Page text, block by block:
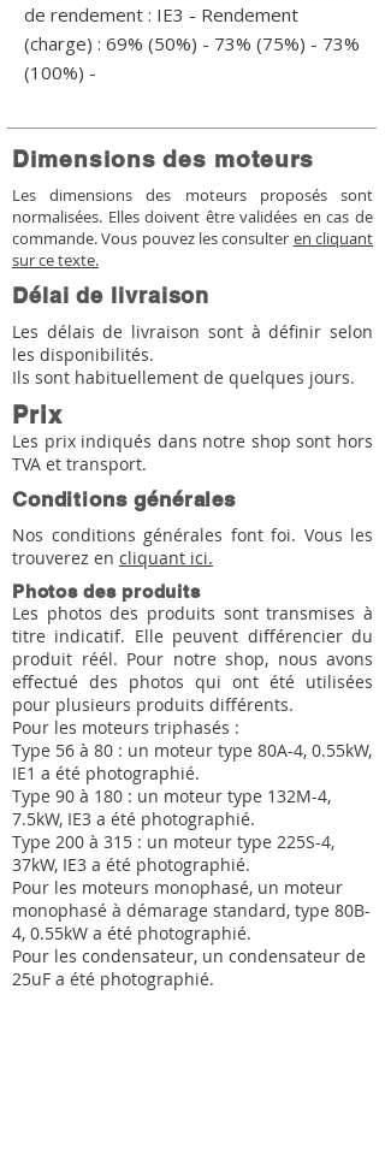
de rendement : IE3 - Rendement
(charge) : 69% (50%) - 73% (75%) - 73%
(100%) -
Dimensions des moteurs
Les dimensions des moteurs proposés sont
normalisées. Elles doivent être validées en cas de
commande. Vous pouvez les consulter en cliquant
sur ce texte.
Délai de livraison
Les délais de livraison sont à définir selon
les disponibilités.
Ils sont habituellement de quelques jours.
Prix
Les prix indiqués dans notre shop sont hors
TVA et transport.
Conditions générales
Nos conditions générales font foi. Vous les
trouverez en cliquant ici.
Photos des produits
Les photos des produits sont transmises à
titre indicatif. Elle peuvent différencier du
produit réél. Pour notre shop, nous avons
effectué des photos qui ont été utilisées
pour plusieurs produits différents.
Pour les moteurs triphasés :
Type 56 à 80 : un moteur type 80A-4, 0.55kW,
IE1 a été photographié.
Type 90 à 180 : un moteur type 132M-4,
7.5kW, IE3 a été photographié.
Type 200 à 315 : un moteur type 225S-4,
37kW, IE3 a été photographié.
Pour les moteurs monophasé, un moteur
monophasé à démarage standard, type 80B-
4, 0.55kW a été photographié.
Pour les condensateur, un condensateur de
25uF a été photographié.